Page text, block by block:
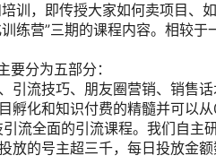
训，即传授大家如何卖项目、
练营”三期的课程内容。相较
分为五部分：
引流技巧、朋友圈营销、销售
化和知识付费的精髓并可以
流全面的引流课程。我们自主
放的号主超三千，每日投放金